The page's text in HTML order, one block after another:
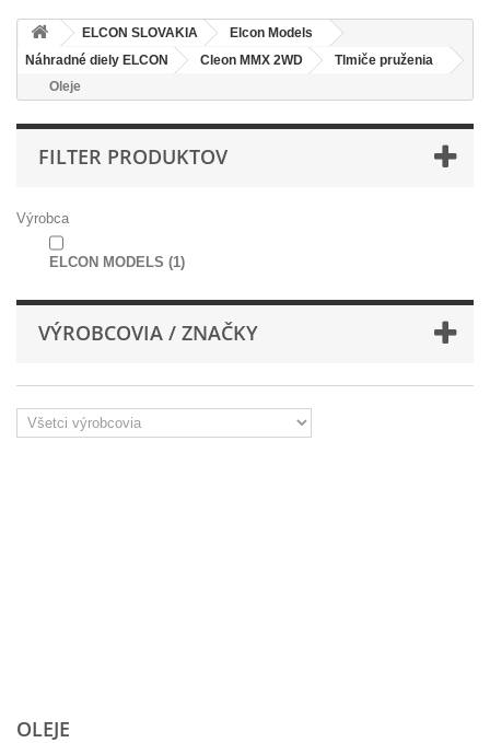
ELCON SLOVAKIA
Elcon Models
Náhradné diely ELCON
Cleon MMX 2WD
Tlmiče pruženia
Oleje
FILTER PRODUKTOV
Výrobca
ELCON MODELS (1)
VÝROBCOVIA / ZNAČKY
OLEJE